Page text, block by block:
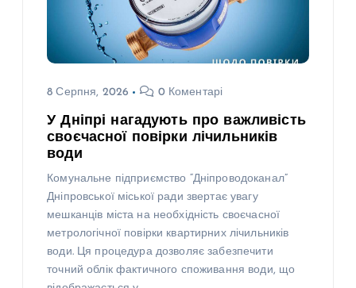
8 Серпня, 2026 0 Коментарі
У Дніпрі нагадують про важливість
своєчасної повірки лічильників
води
Комунальне підприємство “Дніпроводоканал”
Дніпровської міської ради звертає увагу
мешканців міста на необхідність своєчасної
метрологічної повірки квартирних лічильників
води. Ця процедура дозволяє забезпечити
точний облік фактичного споживання води, що